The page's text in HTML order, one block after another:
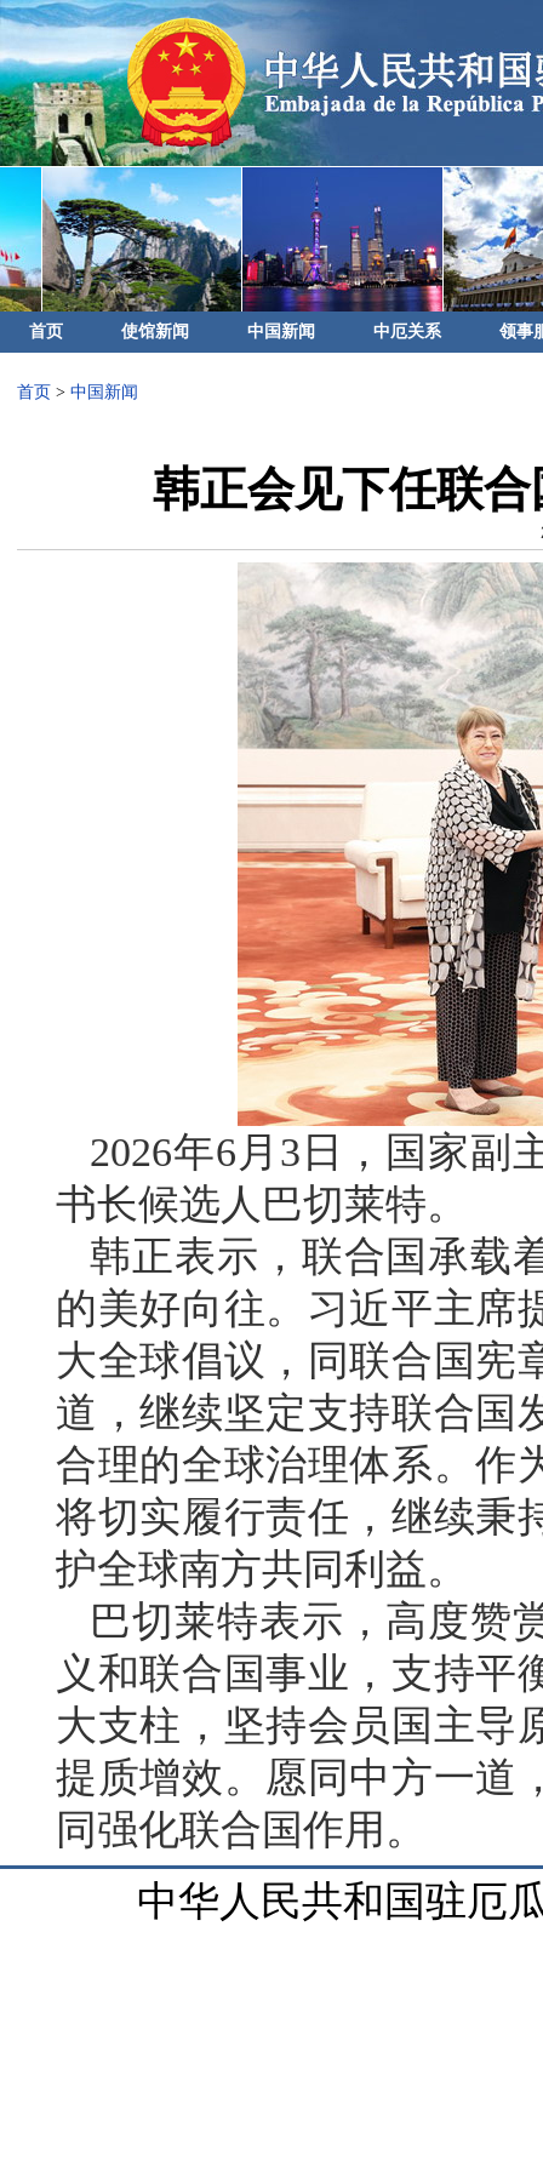
首页 使馆新闻 中国新闻 中厄关系 领事
首页 > 中国新闻
韩正会见下任联
2026年6月3日，国家副
书长候选人巴切莱特。
韩正表示，联合国承载
的美好向往。习近平主席
大全球倡议，同联合国宪
道，继续坚定支持联合国
合理的全球治理体系。作
将切实履行责任，继续秉
护全球南方共同利益。
巴切莱特表示，高度赞
义和联合国事业，支持平
大支柱，坚持会员国主导
提质增效。愿同中方一道
同强化联合国作用。
中华人民共和国驻厄